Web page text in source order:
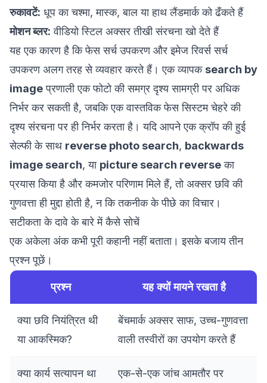
रुकावटें: धूप का चश्मा, मास्क, बाल या हाथ लैंडमार्क को ढँकते हैं
मोशन ब्लर: वीडियो स्टिल अक्सर तीखी संरचना खो देते हैं
यह एक कारण है कि फेस सर्च उपकरण और इमेज रिवर्स सर्च
उपकरण अलग तरह से व्यवहार करते हैं। एक व्यापक search by
imageप्रणाली एक फोटो की समग्र दृश्य सामग्री पर अधिक
निर्भर कर सकती है, जबकि एक वास्तविक फेस सिस्टम चेहरे की
दृश्य संरचना पर ही निर्भर करता है। यदि आपने एक क्रॉप की हुई
सेल्फी के साथ reverse photo search, backwards
image search, या picture search reverseका
प्रयास किया है और कमजोर परिणाम मिले हैं, तो अक्सर छवि की
गुणवत्ता ही मुद्दा होती है, न कि तकनीक के पीछे का विचार।
सटीकता के दावे के बारे में कैसे सोचें
एक अकेला अंक कभी पूरी कहानी नहीं बताता। इसके बजाय तीन
प्रश्न पूछें।
प्रश्न यह क्यों मायने रखता है
क्या छवि नियंत्रित थी
या आकस्मिक?
बेंचमार्क अक्सर साफ, उच्च-गुणवत्ता
वाली तस्वीरों का उपयोग करते हैं
क्या कार्य सत्यापन था
एक-से-एक जांच आमतौर पर